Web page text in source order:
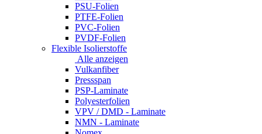
PSU-Folien
PTFE-Folien
PVC-Folien
PVDF-Folien
Flexible Isolierstoffe
Alle anzeigen
Vulkanfiber
Pressspan
PSP-Laminate
Polyesterfolien
VPV / DMD - Laminate
NMN - Laminate